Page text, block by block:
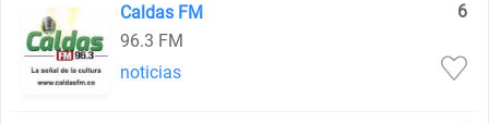
Caldas FM
6
96.3 FM
noticias